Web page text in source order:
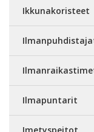
Ikkunakoristeet
Ilmapuntarit